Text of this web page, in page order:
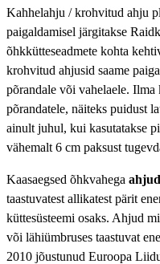
Kahhelahju / krohvitud ahju
paigaldamisel järgitakse
õhkkütteseadmete kohta
krohvitud ahjusid saame
põrandale või vahelaele. Ilma
põrandatele, näiteks puidust
ainult juhul, kui kasutatakse
vähemalt 6 cm paksust
Kaasaegsed õhkvahega ahjud
taastuvatest allikatest pärit
küttesüsteemi osaks. Ahjud
või lähiümbruses taastuvat
2010 jõustunud Euroopa